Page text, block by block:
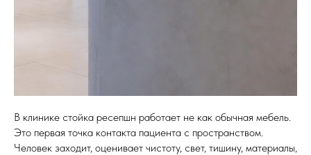
В клинике стойка ресепшн работает не как обычная мебель.
Это первая точка контакта пациента с пространством.
Человек заходит, оценивает чистоту, свет, тишину, материалы,